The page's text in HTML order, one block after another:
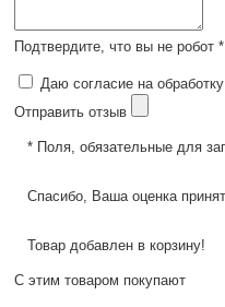
Подтвердите, что вы не робот *
Даю согласие на
Отправить отзыв
* Поля, обязательные для
Спасибо, Ваша оценка
Товар добавлен в корзину!
С этим товаром покупают